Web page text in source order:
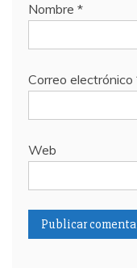
Nombre *
Correo electrónico
Web